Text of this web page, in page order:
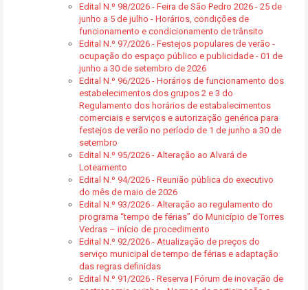
Edital N.º 98/2026 - Feira de São Pedro 2026 - 25 de
junho a 5 de julho - Horários, condições de
funcionamento e condicionamento de trânsito
Edital N.º 97/2026 - Festejos populares de verão -
ocupação do espaço público e publicidade - 01 de
junho a 30 de setembro de 2026
Edital N.º 96/2026 - Horários de funcionamento dos
estabelecimentos dos grupos 2 e 3 do
Regulamento dos horários de estabalecimentos
comerciais e serviços e autorização genérica para
festejos de verão no período de 1 de junho a 30 de
setembro
Edital N.º 95/2026 - Alteração ao Alvará de
Loteamento
Edital N.º 94/2026 - Reunião pública do executivo
do mês de maio de 2026
Edital N.º 93/2026 - Alteração ao regulamento do
programa “tempo de férias” do Município de Torres
Vedras – início de procedimento
Edital N.º 92/2026 - Atualização de preços do
serviço municipal de tempo de férias e adaptação
das regras definidas
Edital N.º 91/2026 - Reserva | Fórum de inovação de